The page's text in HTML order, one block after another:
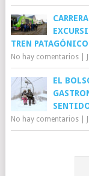
TREN PATAGÓNICO
No hay comentarios|
EL
No hay comentarios|